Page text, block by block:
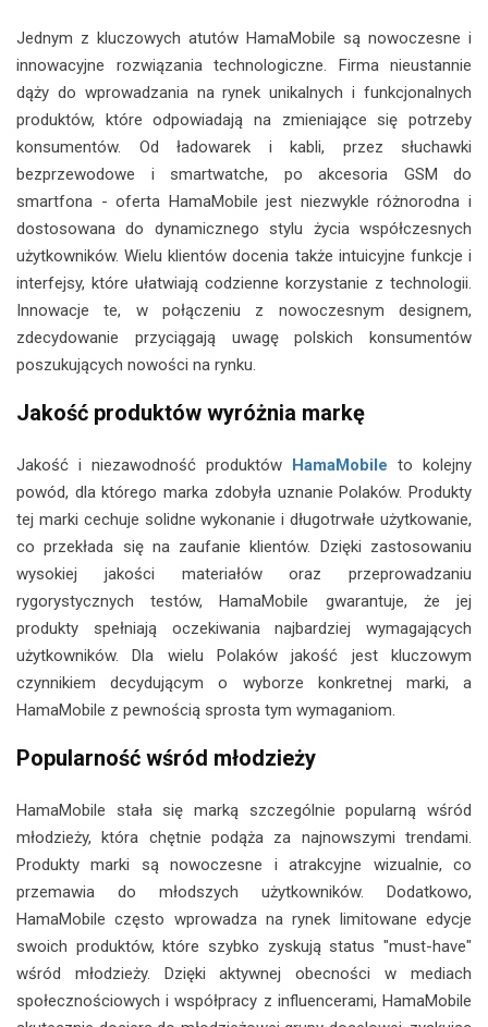
Jednym z kluczowych atutów HamaMobile są nowoczesne i
innowacyjne rozwiązania technologiczne. Firma nieustannie
dąży do wprowadzania na rynek unikalnych i funkcjonalnych
produktów, które odpowiadają na zmieniające się potrzeby
konsumentów. Od ładowarek i kabli, przez słuchawki
bezprzewodowe i smartwatche, po akcesoria GSM do
smartfona - oferta HamaMobile jest niezwykle różnorodna i
dostosowana do dynamicznego stylu życia współczesnych
użytkowników. Wielu klientów docenia także intuicyjne funkcje i
interfejsy, które ułatwiają codzienne korzystanie z technologii.
Innowacje te, w połączeniu z nowoczesnym designem,
zdecydowanie przyciągają uwagę polskich konsumentów
poszukujących nowości na rynku.
Jakość produktów wyróżnia markę
Jakość i niezawodność produktów HamaMobile to kolejny
powód, dla którego marka zdobyła uznanie Polaków. Produkty
tej marki cechuje solidne wykonanie i długotrwałe użytkowanie,
co przekłada się na zaufanie klientów. Dzięki zastosowaniu
wysokiej jakości materiałów oraz przeprowadzaniu
rygorystycznych testów, HamaMobile gwarantuje, że jej
produkty spełniają oczekiwania najbardziej wymagających
użytkowników. Dla wielu Polaków jakość jest kluczowym
czynnikiem decydującym o wyborze konkretnej marki, a
HamaMobile z pewnością sprosta tym wymaganiom.
Popularność wśród młodzieży
HamaMobile stała się marką szczególnie popularną wśród
młodzieży, która chętnie podąża za najnowszymi trendami.
Produkty marki są nowoczesne i atrakcyjne wizualnie, co
przemawia do młodszych użytkowników. Dodatkowo,
HamaMobile często wprowadza na rynek limitowane edycje
swoich produktów, które szybko zyskują status "must-have"
wśród młodzieży. Dzięki aktywnej obecności w mediach
społecznościowych i współpracy z influencerami, HamaMobile